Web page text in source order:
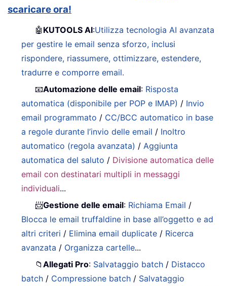
scaricare ora!
🤖 KUTOOLS AI:Utilizza tecnologia AI avanzata
per gestire le email senza sforzo, inclusi
rispondere, riassumere, ottimizzare, estendere,
tradurre e comporre email.
📧Automazione delle email: Risposta
automatica (disponibile per POP e IMAP) / Invio
email programmato / CC/BCC automatico in base
a regole durante l’invio delle email / Inoltro
automatico (regola avanzata) /Aggiunta
automatica del saluto / Divisione automatica delle
email con destinatari multipli in messaggi
individuali...
📨Gestione delle email: Richiama Email /
Blocca le email truffaldine in base all’oggetto e ad
altri criteri / Elimina email duplicate / Ricerca
avanzata / Organizza cartelle...
📁Allegati Pro: Salvataggio batch / Distacco
batch / Compressione batch / Salvataggio